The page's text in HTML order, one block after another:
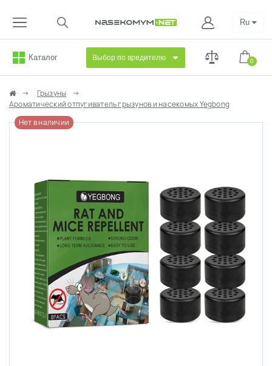
Каталог Выбор по вредителю 0
Ru
Грызуны
Ароматический отпугиватель грызунов и насекомых Yegbong
Нет в наличии